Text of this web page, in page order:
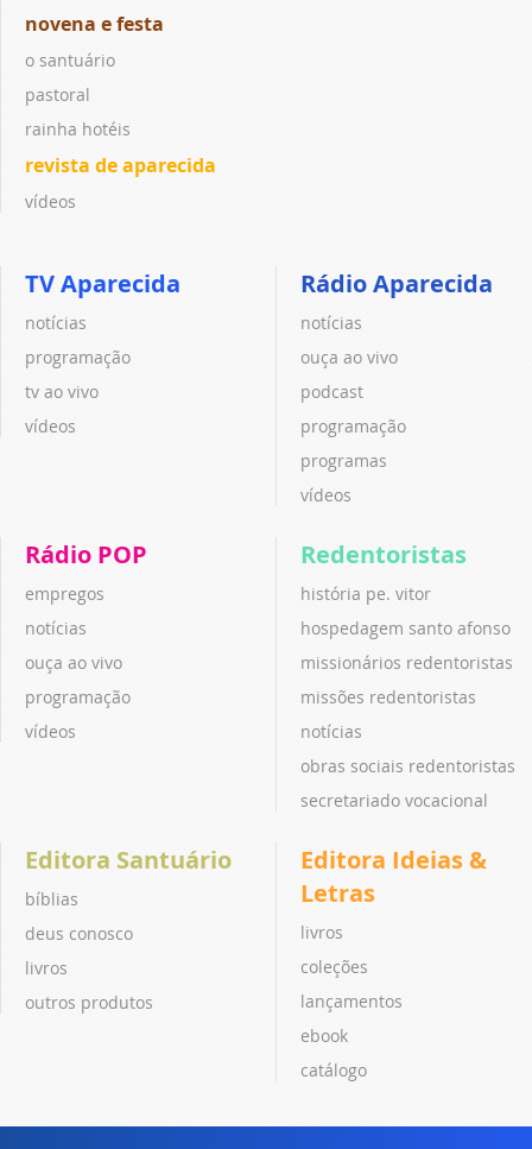
novena e festa
o santuário
pastoral
rainha hotéis
revista de aparecida
vídeos
TV Aparecida
notícias
programação
tv ao vivo
vídeos
Rádio Aparecida
notícias
ouça ao vivo
podcast
programação
programas
vídeos
Rádio POP
empregos
notícias
ouça ao vivo
programação
vídeos
Redentoristas
história pe. vitor
hospedagem santo afonso
missionários redentoristas
missões redentoristas
notícias
obras sociais redentoristas
secretariado vocacional
Editora Santuário
bíblias
deus conosco
livros
outros produtos
Editora Ideias &
Letras
livros
coleções
lançamentos
ebook
catálogo